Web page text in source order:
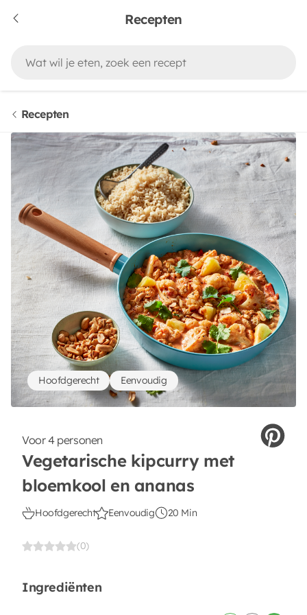
Recepten
Recepten
Voor 4 personen
Vegetarische kipcurry met
bloemkool en ananas
Hoofdgerecht Eenvoudig 20 Min
(0)
Hoofdgerecht Eenvoudig
Ingrediënten